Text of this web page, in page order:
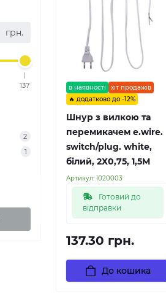
грн.
137
2
1
в наявності
хіт продажів
🔥 додатково до -12%
Шнур з вилкою та
перемикачем e.wire.
switch/plug. white,
білий, 2Х0,75, 1,5М
Артикул: l020003
Готовий до
відправки
137.30 грн.
До кошика